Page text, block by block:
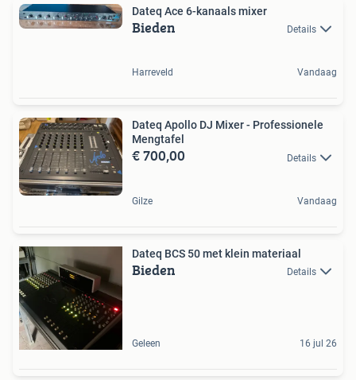
Dateq Ace 6-kanaals mixer
Bieden Details
Harreveld Vandaag
Dateq Apollo DJ Mixer - Professionele
Mengtafel
€ 700,00 Details
Gilze Vandaag
Dateq BCS 50 met klein materiaal
Bieden Details
Geleen 16 jul 26